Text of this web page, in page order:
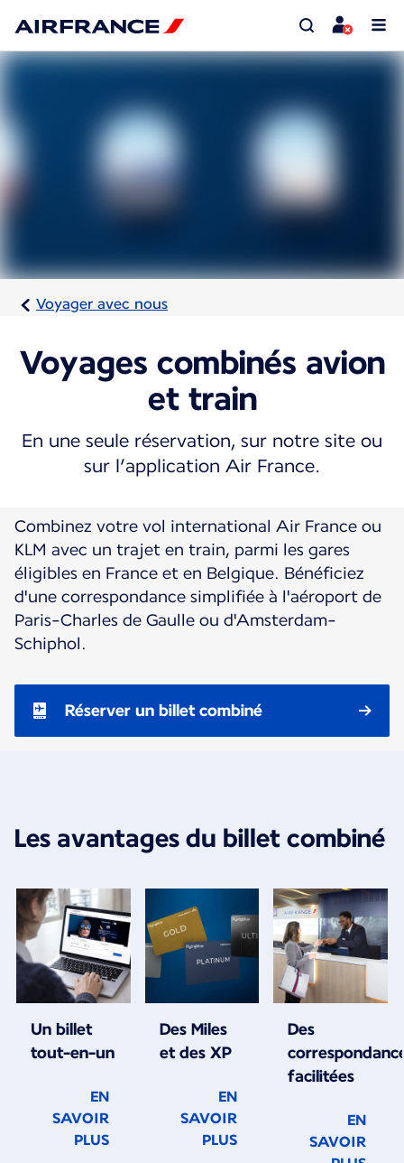
Voyager avec nous
Voyages combinés avion
et train
En une seule réservation, sur notre site ou
sur l’application Air France.
Combinez votre vol international Air France ou
KLM avec un trajet en train, parmi les gares
éligibles en France et en Belgique. Bénéficiez
d'une correspondance simplifiée à l'aéroport de
Paris-Charles de Gaulle ou d'Amsterdam-
Schiphol.
Réserver un billet combiné
Les avantages du billet combiné
Un billet
tout-en-un
EN
SAVOIR
PLUS
Des Miles
et des XP
EN
SAVOIR
PLUS
Des
facilitées
EN
SAVOIR